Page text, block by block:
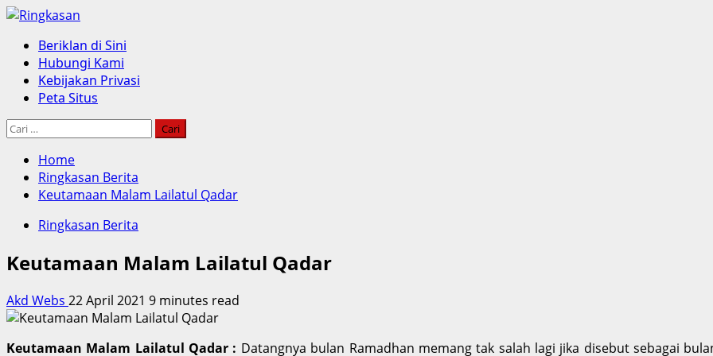
Skip
content
Primary
Menu
Beriklan di Sini
Hubungi Kami
Kebijakan Privasi
Peta Situs
Cari
Home
Ringkasan Berita
Keutamaan Malam Lailatul Qadar
Ringkasan Berita
Keutamaan Malam Lailatul Qadar
Akd Webs 22 April 2021 9 minutes read
Keutamaan Malam Lailatul Qadar : Datangnya bulan Ramadhan memang tak salah lagi jika disebut sebagai